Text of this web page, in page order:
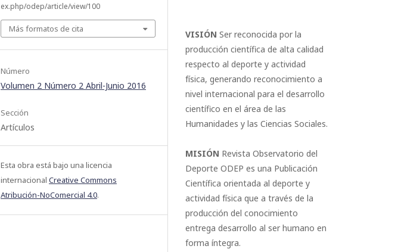
ex.php/odep/article/view/100
Más formatos de cita
Número
Volumen 2 Número 2 Abril-Junio 2016
Sección
Artículos
Esta obra está bajo una licencia
internacional Creative Commons
Atribución-NoComercial 4.0.
VISIÓN Ser reconocida por la
producción científica de alta calidad
respecto al deporte y actividad
física, generando reconocimiento a
nivel internacional para el desarrollo
científico en el área de las
Humanidades y las Ciencias Sociales.
MISIÓN Revista Observatorio del
Deporte ODEP es una Publicación
Científica orientada al deporte y
actividad física que a través de la
producción del conocimiento
entrega desarrollo al ser humano en
forma íntegra.